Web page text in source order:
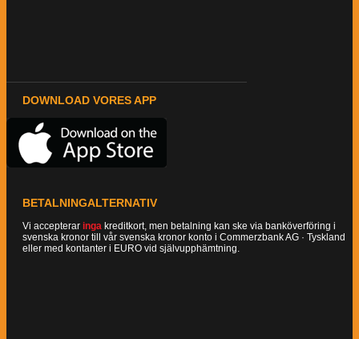
DOWNLOAD VORES APP
BETALNINGALTERNATIV
Vi accepterar inga kreditkort, men betalning kan ske via banköverföring i
svenska kronor till vår svenska kronor konto i Commerzbank AG · Tyskland
eller med kontanter i EURO vid självupphämtning.